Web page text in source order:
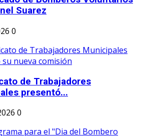
Suarez
0
de Trabajadores
presentó...
0